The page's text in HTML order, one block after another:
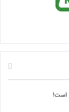
است!